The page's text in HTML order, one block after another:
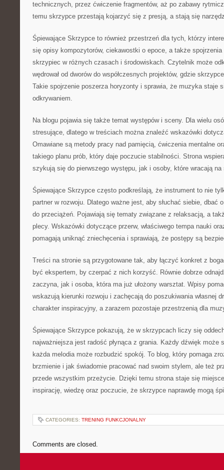
technicznych, przez ćwiczenie fragmentów, aż po zabawy
temu skrzypce przestają kojarzyć się z presją, a stają się
Śpiewające Skrzypce to również przestrzeń dla tych, którzy
się opisy kompozytorów, ciekawostki o epoce, a także spojrzenia
skrzypiec w różnych czasach i środowiskach. Czytelnik może
wędrował od dworów do współczesnych projektów, gdzie
Takie spojrzenie poszerza horyzonty i sprawia, że muzyka staje
odkrywaniem.
Na blogu pojawia się także temat występów i sceny. Dla wielu
stresujące, dlatego w treściach można znaleźć wskazówki
Omawiane są metody pracy nad pamięcią, ćwiczenia mentalne
takiego planu prób, który daje poczucie stabilności. Strona
szykują się do pierwszego występu, jak i osoby, które wracają na
Śpiewające Skrzypce często podkreślają, że instrument to nie
partner w rozwoju. Dlatego ważne jest, aby słuchać siebie, dbać
do przeciążeń. Pojawiają się tematy związane z relaksacją, a
plecy. Wskazówki dotyczące przerw, właściwego tempa nauki
pomagają uniknąć zniechęcenia i sprawiają, że postępy są
Treści na stronie są przygotowane tak, aby łączyć konkret z
być ekspertem, by czerpać z nich korzyść. Równie dobrze
zaczyna, jak i osoba, która ma już ułożony warsztat. Wpisy
wskazują kierunki rozwoju i zachęcają do poszukiwania własnej
charakter inspiracyjny, a zarazem pozostaje przestrzenią dla
Śpiewające Skrzypce pokazują, że w skrzypcach liczy się
najważniejsza jest radość płynąca z grania. Każdy dźwięk może
każda melodia może rozbudzić spokój. To blog, który pomaga
brzmienie i jak świadomie pracować nad swoim stylem, ale też
przede wszystkim przeżycie. Dzięki temu strona staje się
inspirację, wiedzę oraz poczucie, że skrzypce naprawdę mogą
CATEGORIES: TRENING FUNKCJONALNY
Comments are closed.